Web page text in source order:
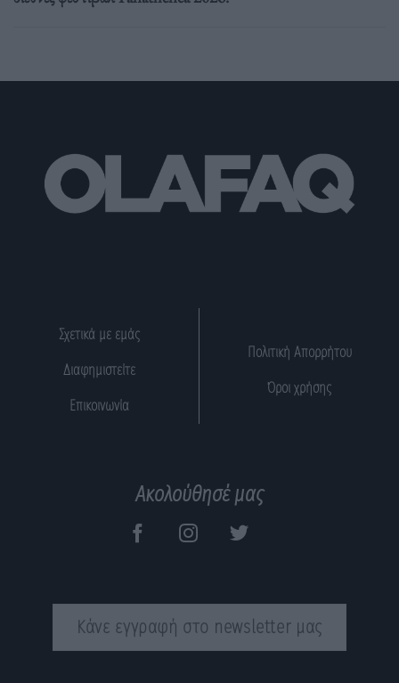
Σχετικά με εμάς
Διαφημιστείτε
Επικοινωνία
Πολιτική Απορρήτου
Όροι χρήσης
Ακολούθησέ μας
Κάνε εγγραφή στο newsletter μας